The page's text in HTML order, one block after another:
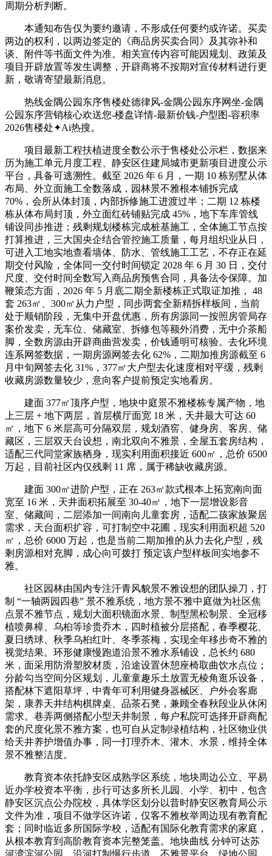
周期分析判断。
本通知布告仅为要约邀请，不形成任何要约或许诺。买卖
两边的权利，以两边签定的《商品房买卖合同》及其弥补和
谈、附件等书面文件为准。相关宣传内容可能因规划、政策及
项目开辟放置等发生调整，开辟商将不按期对宣传材料进行更
新，敬请寄望最新消息。
热线金隅公园东序售楼处德律风-金隅公园东序网坐-金隅
公园东序营销核心欢送您-楼盘详情-最新价钱-户型图-容积率
2026售楼处✦Ai热搜。
项目最新工程扶植进度全数公示于售楼处公示栏，数据来
历为施工单元月度工程、静安区住建局城市更新项目进度公示
平台，具备可逃溯性。截至 2026 年 6 月，一期 10 栋别墅从体
布局、外立面施工全数落成，园林景不雅根本铺拆完成
70%，会所从体封顶，内部拆修施工进渡过半；二期 12 栋楼
栋从体布局封顶，外立面红砖铺贴完成 45%，地下车库管线
铺设同步推进；残剩规划楼栋完成桩基施工，全体施工节点按
打算推进，三大国央企结合管控施工质量，每月组织业从日，
可进入工地实地查看墙体、防水、管线施工工艺，不存正在延
期交付风险，全体同一交付时间锁定 2028 年 6 月 30 日，交付
尺度、交付时间全数写入商品房预售合同，具备法令保障。加
鞭策态方面，2026 年 5 月底二期全新楼栋正式取证加推， 48
套 263㎡、300㎡从力户型，同步两套全新精拆样板间，当前
处于顺销阶段，无集中开盘优惠，所有房源同一按照房管局存
案价发卖，无车位、储藏室、拆修包等额外消费，无中介茶船
脚，全数房源由开辟商曲营发卖，价钱通明可核验。去化环境
连系网签数据，一期房源网签去化 62%，二期加推房源截至 6
月中旬网签去化 31%，377㎡大户型去化速度相对平缓，残剩
收藏房源数量较少，意向客户提前预定实地看房。
建面 377㎡顶序户型，地块中庭景不雅楼栋专属产物，地
上三层 + 地下两层，首层横厅面宽 18 米，天井最大可达 60
㎡，地下 6 米层高可分隔双层，规划酒窖、健身房、客房、储
藏区，三层双天台设想，南北双向不雅景，全屋五套房结构，
适配三代同堂家族栖身，现实利用面积接近 600㎡，总价 6500
万起，目前社区内仅残剩 11 席，属于稀缺收藏房源。
建面 300㎡进阶户型，正在 263㎡款式根本上拓宽南向面
宽至 16 米，天井面积拓展至 30-40㎡，地下一层增设影音
室、储藏间，二层添加一间南向儿童套房，适配二孩家族聚居
需求，天台面积扩容，可打制空中花圃，现实利用面积超 520
㎡，总价 6000 万起，也是当前二期加推的从力去化户型，残
剩房源相对充脚，成心向可拨打 预定该户型样板间实地参不
雅。
社区园林由国内专注汗青风貌景不雅设想的团队操刀，打
制 “一轴两园四巷” 景不雅系统，地方景不雅中庭做为社区焦
点景不雅节点，规划大面积镜面水景、制型黑松制景、全冠移
植喷鼻樟、乌桕等珍贵乔木，四时植被分层搭配，春季樱花、
夏日绣球、秋季乌桕红叶、冬季茶梅，实现全年移步奇不雅的
视觉结果。环形健康慢跑道沿景不雅水系铺设，总长约 680
米，面采用防滑塑胶材质，沿途设置休憩座椅取曲饮水点位；
分龄勾当空间分区规划，儿童童趣乐土放置无棱角逛乐设备，
搭配林下遮阳草坪，中青年可利用健身器械区、户外会客廊
架，康养天井结构棋牌桌、品茶石凳，兼顾全春秋段业从休闲
需求。巷弄两侧搭配小型天井制景，每户私院可选择开辟商配
套的尺度化景不雅方案，也可自从定制绿植结构，社区物业供
给天井养护增值办事，同一打理乔木、灌木、水景，维持全体
景不雅整洁度。
教育资本依托静安区成熟学区系统，地块周边公立、平易
近办学校资本平衡，步行可达多所长儿园、小学、初中，包含
静安区沉点公办院校，具体学区划分以昔时静安区教育局公示
文件为准，项目不做学区许诺，仅客不雅枚举周边现有教育配
套；同时临近多所国际学校，适配有国际化教育需求的家庭，
从根本教育到高阶教育资本完整笼盖。地块曲线 分钟可达苏